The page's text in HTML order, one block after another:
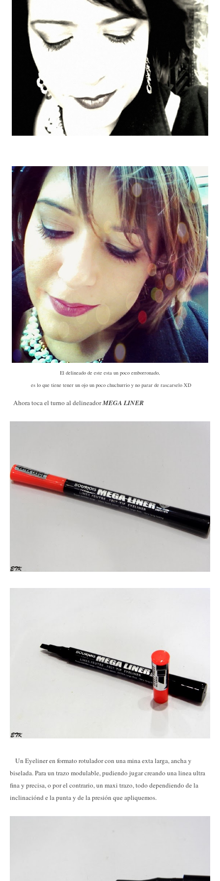
El delineado de este esta un poco emborronado,
es lo que tiene tener un ojo un poco chuchurrio y no parar de rascarselo XD
Ahora toca el turno al delineadorMEGA LINER
Un Eyeliner en formato rotulador con una mina exta larga, ancha y
biselada. Para un trazo modulable, pudiendo jugar creando una linea ultra
fina y precisa, o por el contrario, un maxi trazo, todo dependiendo de la
inclinaciónd e la punta y de la presión que apliquemos.